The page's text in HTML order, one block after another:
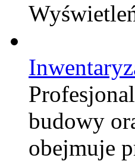
budowy
obejmuje